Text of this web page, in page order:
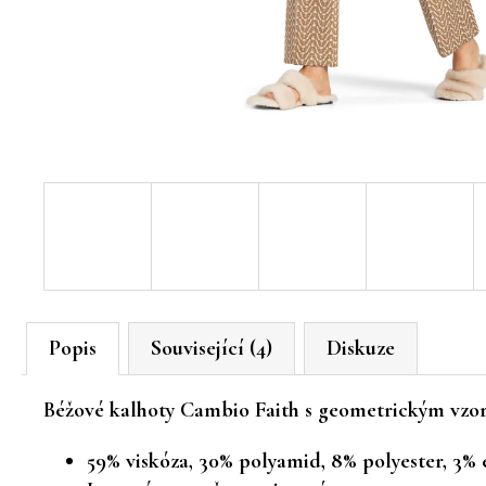
Popis Související (4) Diskuze
Béžové kalhoty Cambio Faith s geometrickým
59% viskóza, 30% polyamid, 8% polyester, 3%